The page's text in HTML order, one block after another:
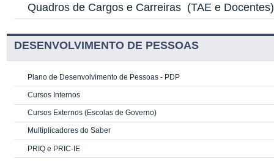
Quadros de Cargos e Carreiras (TAE e Docentes)
DESENVOLVIMENTO DE PESSOAS
Plano de Desenvolvimento de Pessoas - PDP
Cursos Internos
Cursos Externos (Escolas de Governo)
Multiplicadores do Saber
PRIQ e PRIC-IE